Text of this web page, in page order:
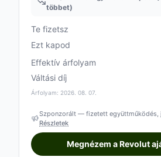
többet)
Te fizetsz
Ezt kapod
Effektív árfolyam
Váltási díj
Árfolyam: 2026. 08. 07.
Szponzorált — fizetett együttműködés,
Részletek
Megnézem a Revolut